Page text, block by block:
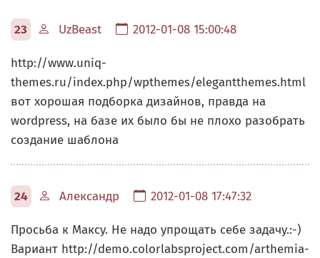
23 UzBeast 2012-01-08 15:00:48
http://www.uniq-
themes.ru/index.php/wpthemes/elegantthemes.html
вот хорошая подборка дизайнов, правда на
wordpress, на базе их было бы не плохо разобрать
создание шаблона
24 Александр 2012-01-08 17:47:32
Просьба к Максу. Не надо упрощать себе задачу.:-)
Вариант http://demo.colorlabsproject.com/arthemia-